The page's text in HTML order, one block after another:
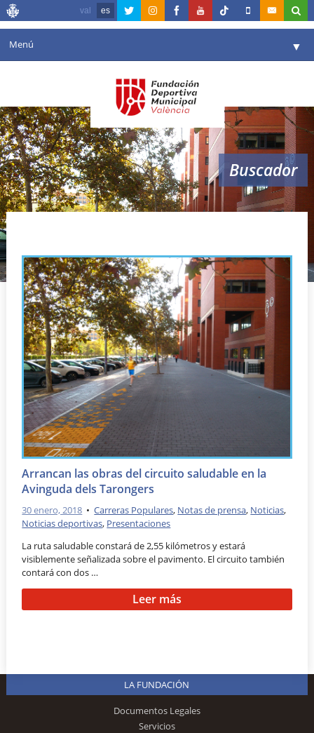
val es
Menú ▼
Agenda
Instalaciones ▼
Comunicación ▼
Valencia en deporte ▼
Reservas
Buscador
circuitos saludables
Arrancan las obras del circuito saludable en la
Avinguda dels Tarongers
30 enero, 2018 •Carreras Populares, Notas de prensa, Noticias,
Noticias deportivas, Presentaciones
La ruta saludable constará de 2,55 kilómetros y estará
visiblemente señalizada sobre el pavimento. El circuito también
contará con dos …
Leer más
LA FUNDACIÓN
Documentos Legales
Servicios